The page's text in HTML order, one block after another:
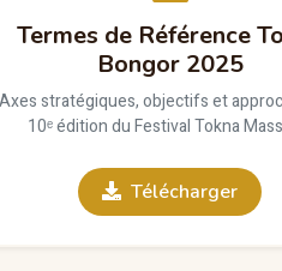
Termes de Référence
Bongor 2025
Axes stratégiques, objectifs et
10ᵉ édition du Festival Tokna
Télécharger